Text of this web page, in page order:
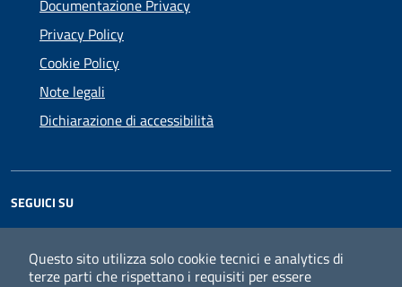
Questo sito utilizza solo cookie tecnici e analytics di
terze parti che rispettano i requisiti per essere
Documentazione Privacy
Privacy Policy
Cookie Policy
Note legali
Dichiarazione di accessibilità
SEGUICI SU